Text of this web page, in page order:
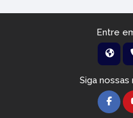
Entre
Siga